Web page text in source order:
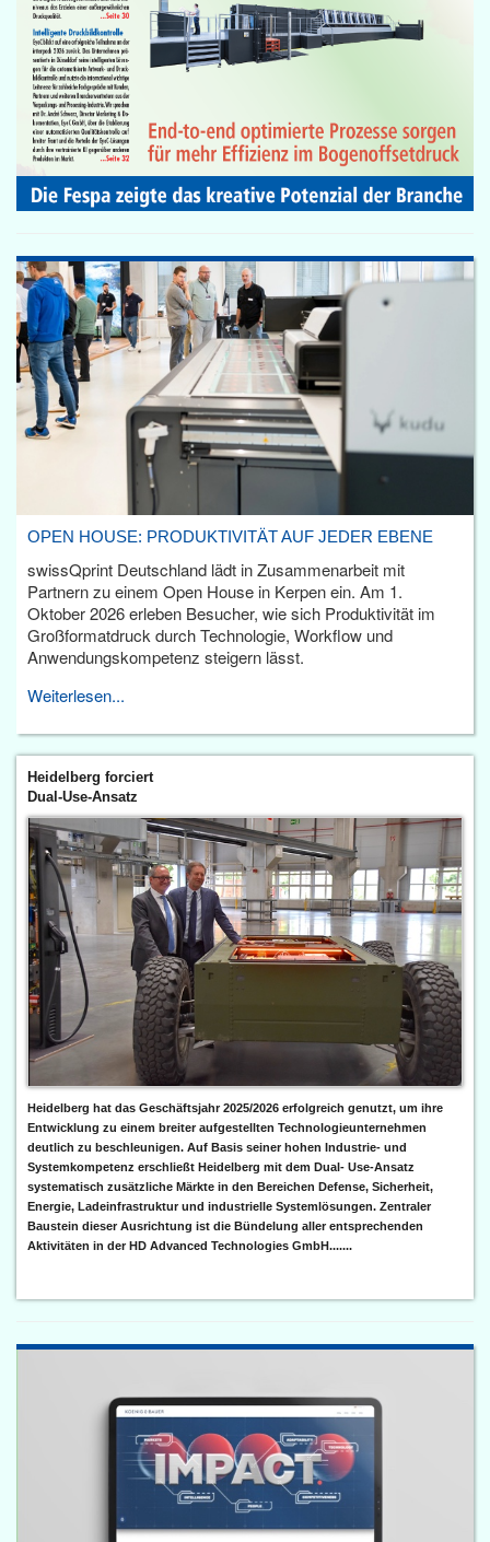
OPEN HOUSE: PRODUKTIVITÄT AUF JEDER EBENE
swissQprint Deutschland lädt in Zusammenarbeit mit
Partnern zu einem Open House in Kerpen ein. Am 1.
Oktober 2026 erleben Besucher, wie sich Produktivität im
Großformatdruck durch Technologie, Workflow und
Anwendungskompetenz steigern lässt.
Weiterlesen...
Heidelberg forciert
Dual-Use-Ansatz
Heidelberg hat das Geschäftsjahr 2025/2026 erfolgreich genutzt, um ihre
Entwicklung zu einem breiter aufgestellten Technologieunternehmen
deutlich zu beschleunigen. Auf Basis seiner hohen Industrie- und
Systemkompetenz erschließt Heidelberg mit dem Dual- Use-Ansatz
systematisch zusätzliche Märkte in den Bereichen Defense, Sicherheit,
Energie, Ladeinfrastruktur und industrielle Systemlösungen. Zentraler
Baustein dieser Ausrichtung ist die Bündelung aller entsprechenden
Aktivitäten in der HD Advanced Technologies GmbH.......